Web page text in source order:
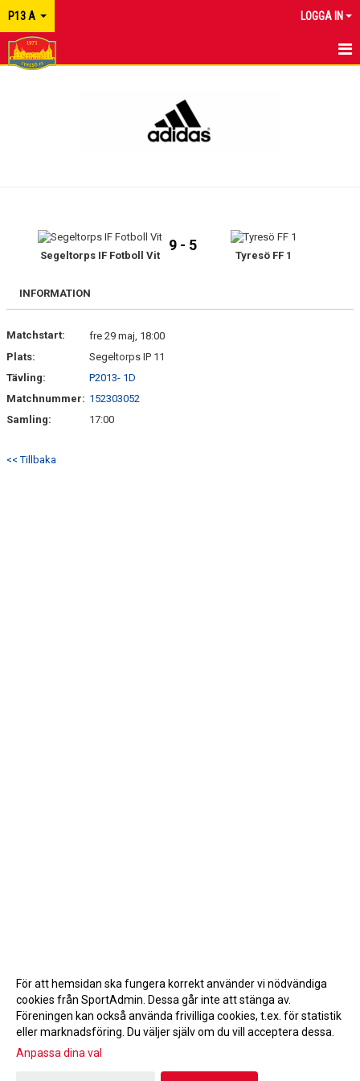
P13 A LOGGA IN
KONTAKTSegeltorps IF Fotboll Vit
9 - 5
Tyresö FF 1
INFORMATION
Matchstart:
fre 29 maj, 18:00
Plats:
Segeltorps IP 11
Tävling:
P2013- 1D
Matchnummer: 152303052
Samling:
17:00
<< Tillbaka
Gå till Webbversion
För att hemsidan ska fungera korrekt använder vi nödvändiga
cookies från SportAdmin. Dessa går inte att stänga av.
Föreningen kan också använda frivilliga cookies, t.ex. för statistik
eller marknadsföring. Du väljer själv om du vill acceptera dessa.
Anpassa dina val